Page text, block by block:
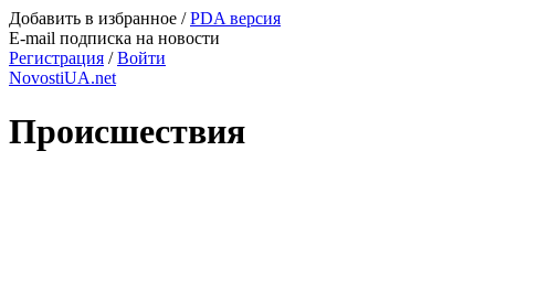
Добавить в избранное /PDA версия
E-mail подписка на новости
Регистрация /Войти
NovostiUA.net
Происшествия